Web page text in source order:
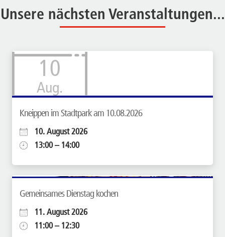
Unsere nächsten Veranstaltungen...
10
Aug.
Kneippen im Stadtpark am 10.08.2026
10. August 2026
13:00 – 14:00
Gemeinsames Dienstag kochen
11. August 2026
11:00 – 12:30